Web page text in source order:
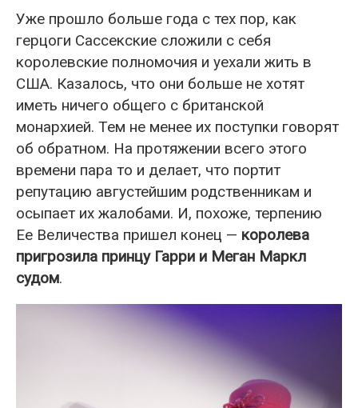
Уже прошло больше года с тех пор, как
герцоги Сассекские сложили с себя
королевские полномочия и уехали жить в
США. Казалось, что они больше не хотят
иметь ничего общего с британской
монархией. Тем не менее их поступки говорят
об обратном. На протяжении всего этого
времени пара то и делает, что портит
репутацию августейшим родственникам и
осыпает их жалобами. И, похоже, терпению
Ее Величества пришел конец — королева
пригрозила принцу Гарри и Меган Маркл
судом.